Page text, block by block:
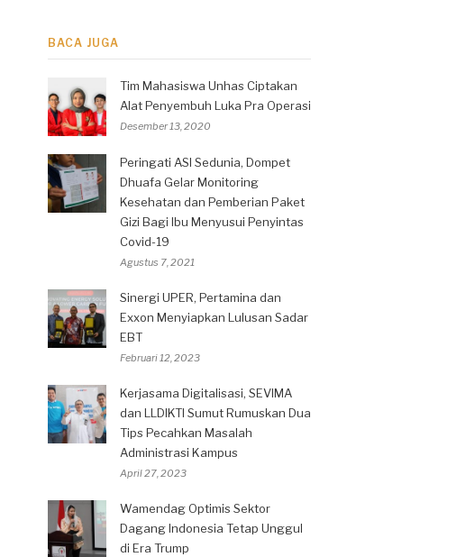
BACA JUGA
Tim Mahasiswa Unhas Ciptakan
Alat Penyembuh Luka Pra Operasi
Desember 13, 2020
Peringati ASI Sedunia, Dompet
Dhuafa Gelar Monitoring
Kesehatan dan Pemberian Paket
Gizi Bagi Ibu Menyusui Penyintas
Covid-19
Agustus 7, 2021
Sinergi UPER, Pertamina dan
Exxon Menyiapkan Lulusan Sadar
EBT
Februari 12, 2023
Kerjasama Digitalisasi, SEVIMA
dan LLDIKTI Sumut Rumuskan Dua
Tips Pecahkan Masalah
Administrasi Kampus
April 27, 2023
Wamendag Optimis Sektor
Dagang Indonesia Tetap Unggul
di Era Trump